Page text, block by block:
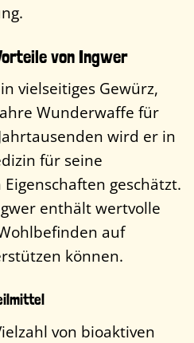
von Ingwer
vielseitiges Gewürz,
Wunderwaffe für
wird er in
für seine
geschätzt.
enthält wertvolle
auf
können.
von bioaktiven